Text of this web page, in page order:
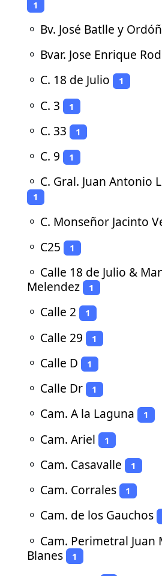
1
⚬ Bv. José Batlle y
⚬ Bvar. Jose Enrique
⚬ C. 18 de Julio 1
⚬ C. 3 1
⚬ C. 33 1
⚬ C. 9 1
⚬ C. Gral. Juan Antonio
1
⚬ C. Monseñor Jacinto
⚬ C25 1
⚬ Calle 18 de Julio &
Melendez
1
⚬ Calle 2 1
⚬ Calle 29 1
⚬ Calle D 1
⚬ Calle Dr 1
⚬ Cam. A la Laguna 1
⚬ Cam. Ariel 1
⚬ Cam. Casavalle 1
⚬ Cam. Corrales 1
⚬ Cam. de los Gauchos
⚬ Cam. Perimetral Juan
Blanes
1